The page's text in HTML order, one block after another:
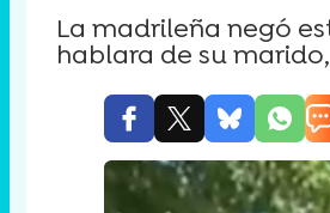
La madrileña negó
hablara de su